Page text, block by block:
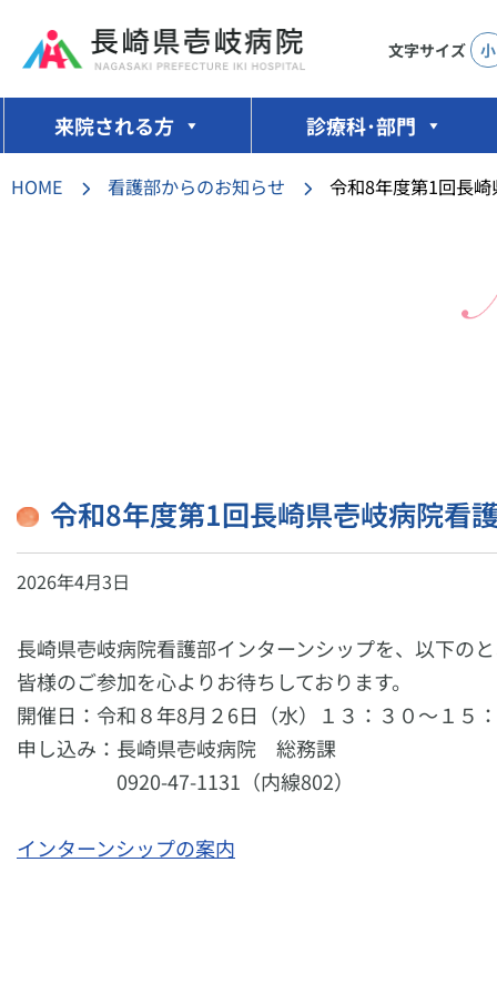
コ
ン
ン
ツ
文字サイズ 小
来院される方 診療科･部門
HOME 看護部からのお知らせ 令和8年度第1回長
令和8年度第1回長崎県壱岐病院看
2026年4月3日
長崎県壱岐病院看護部インターンシップを、以下の
皆様のご参加を心よりお待ちしております。
開催日：令和８年8月２6日（水）１３：３０～１５
申し込み：長崎県壱岐病院 総務課
0920-47-1131（内線802）
インターンシップの案内